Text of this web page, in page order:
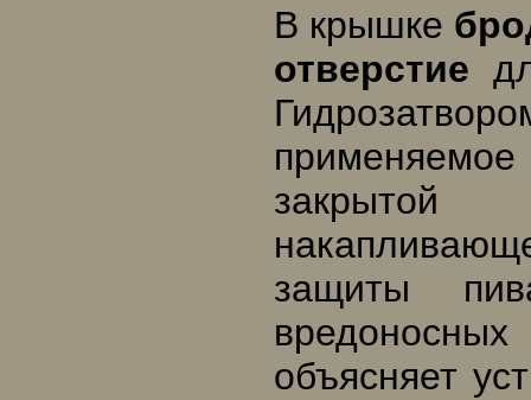
В крышке
отверстие
защиты
объясняет